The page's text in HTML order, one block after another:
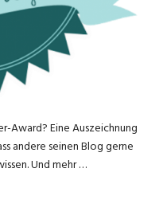
Award? Eine Auszeichnung
andere seinen Blog gerne
Und mehr …